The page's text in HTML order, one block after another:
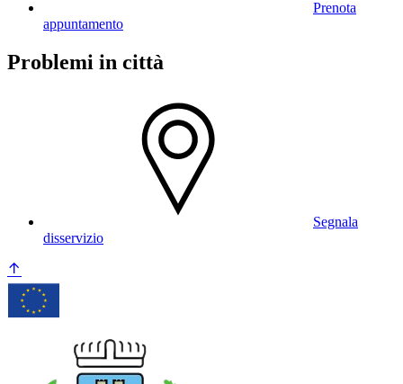
Prenota
appuntamento
Problemi in città
Segnala
disservizio